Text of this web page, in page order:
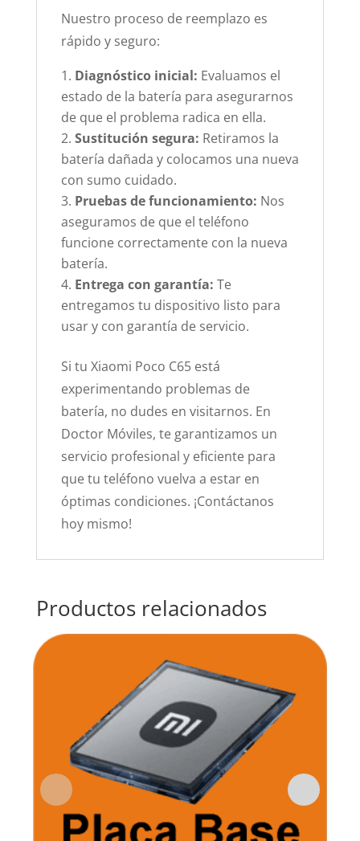
Nuestro proceso de reemplazo es
rápido y seguro:
Diagnóstico inicial: Evaluamos el
estado de la batería para asegurarnos
de que el problema radica en ella.
Sustitución segura: Retiramos la
batería dañada y colocamos una nueva
con sumo cuidado.
Pruebas de funcionamiento: Nos
aseguramos de que el teléfono
funcione correctamente con la nueva
batería.
Entrega con garantía: Te
entregamos tu dispositivo listo para
usar y con garantía de servicio.
Si tu Xiaomi Poco C65 está
experimentando problemas de
batería, no dudes en visitarnos. En
Doctor Móviles, te garantizamos un
servicio profesional y eficiente para
que tu teléfono vuelva a estar en
óptimas condiciones. ¡Contáctanos
hoy mismo!
Productos relacionados